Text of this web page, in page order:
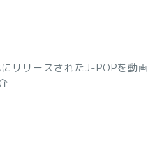
リリースされたJ-POPを動画